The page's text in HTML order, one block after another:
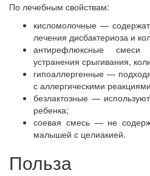
По лечебным свойствам:
кисломолочные —
лечения дисбактериоза и
антирефлюксные
устранения срыгивания,
гипоаллергенные —
с аллергическими
безлактозные —
ребенка;
соевая смесь — не
малышей с целиакией.
Польза